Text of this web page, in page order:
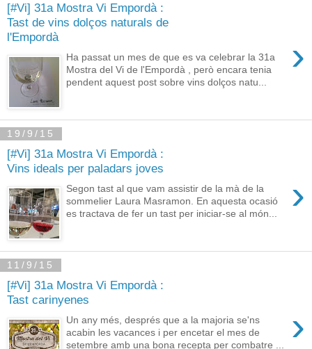
[#Vi] 31a Mostra Vi Empordà :
Tast de vins dolços naturals de
l'Empordà
›
Ha passat un mes de que es va celebrar la 31a
Mostra del Vi de l'Empordà , però encara tenia
pendent aquest post sobre vins dolços natu...
19/9/15
[#Vi] 31a Mostra Vi Empordà :
Vins ideals per paladars joves
›
Segon tast al que vam assistir de la mà de la
sommelier Laura Masramon. En aquesta ocasió
es tractava de fer un tast per iniciar-se al món...
11/9/15
[#Vi] 31a Mostra Vi Empordà :
Tast carinyenes
›
Un any més, després que a la majoria se'ns
acabin les vacances i per encetar el mes de
setembre amb una bona recepta per combatre ...